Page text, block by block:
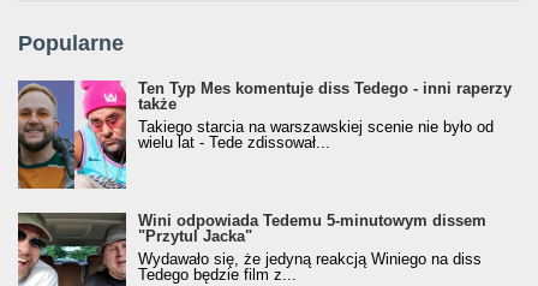
Popularne
Ten Typ Mes komentuje diss Tedego - inni raperzy
także
Takiego starcia na warszawskiej scenie nie było od
wielu lat - Tede zdissował...
Wini odpowiada Tedemu 5-minutowym dissem
"Przytul Jacka"
Wydawało się, że jedyną reakcją Winiego na diss
Tedego będzie film z...